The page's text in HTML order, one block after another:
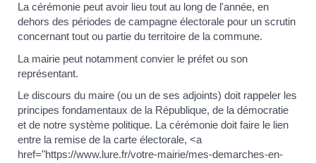
La cérémonie peut avoir lieu tout au long de l'année, en
dehors des périodes de campagne électorale pour un scrutin
concernant tout ou partie du territoire de la commune.
La mairie peut notamment convier le préfet ou son
représentant.
Le discours du maire (ou un de ses adjoints) doit rappeler les
principes fondamentaux de la République, de la démocratie
et de notre système politique. La cérémonie doit faire le lien
entre la remise de la carte électorale, <a
href="https://www.lure.fr/votre-mairie/mes-demarches-en-